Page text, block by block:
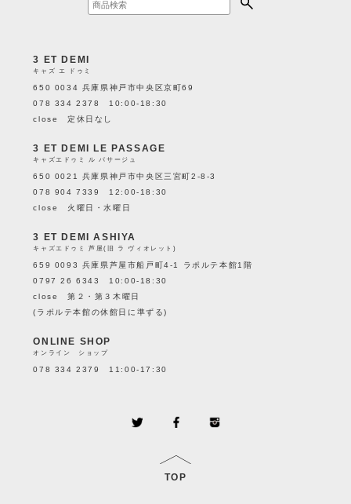
3 ET DEMI
キャズ エ ドゥミ
650 0034 兵庫県神戸市中央区京町69
078 334 2378 10:00-18:30
close 定休日なし
3 ET DEMI LE PASSAGE
キャズエドゥミ ル パサージュ
650 0021 兵庫県神戸市中央区三宮町2-8-3
078 904 7339 12:00-18:30
close 火曜日・水曜日
3 ET DEMI ASHIYA
キャズエドゥミ 芦屋(旧 ラ ヴィオレット)
659 0093 兵庫県芦屋市船戸町4-1 ラポルテ本館1階
0797 26 6343 10:00-18:30
close 第２・第３木曜日
(ラポルテ本館の休館日に準ずる)
ONLINE SHOP
オンライン ショップ
078 334 2379 11:00-17:30
TOP